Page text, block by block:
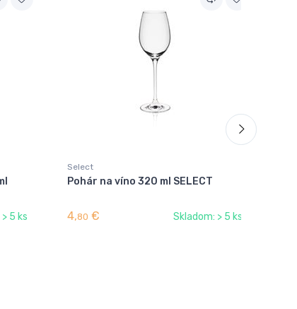
5 ks
Select
Pohár na víno 320 ml SELECT
4,80 € Skladom: > 5 ks